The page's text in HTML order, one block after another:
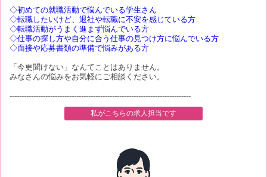
◇初めての就職活動で悩んでいる学生さん
◇転職したいけど、退社や転職に不安を感じている方
◇転職活動がうまく進まず悩んでいる方
◇仕事の探し方や自分に合う仕事の見つけ方に悩んでいる方
◇面接や応募書類の準備で悩みがある方
「今更聞けない」なんてことはありません。
みなさんの悩みをお気軽にご相談ください。
----------------------------------------------------------------------------
私がこちらの求人担当です